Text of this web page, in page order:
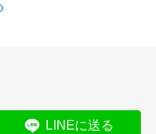
LINEに送る